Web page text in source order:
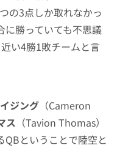
の3点しか取れなかっ
に勝っていても不思議
い4勝1敗チームと言
ジング （Cameron
ス （Tavion Thomas）
QBということで陸空と